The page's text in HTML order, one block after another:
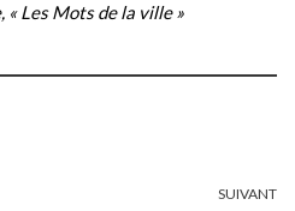
« Les Mots de la ville »
SUIVANT